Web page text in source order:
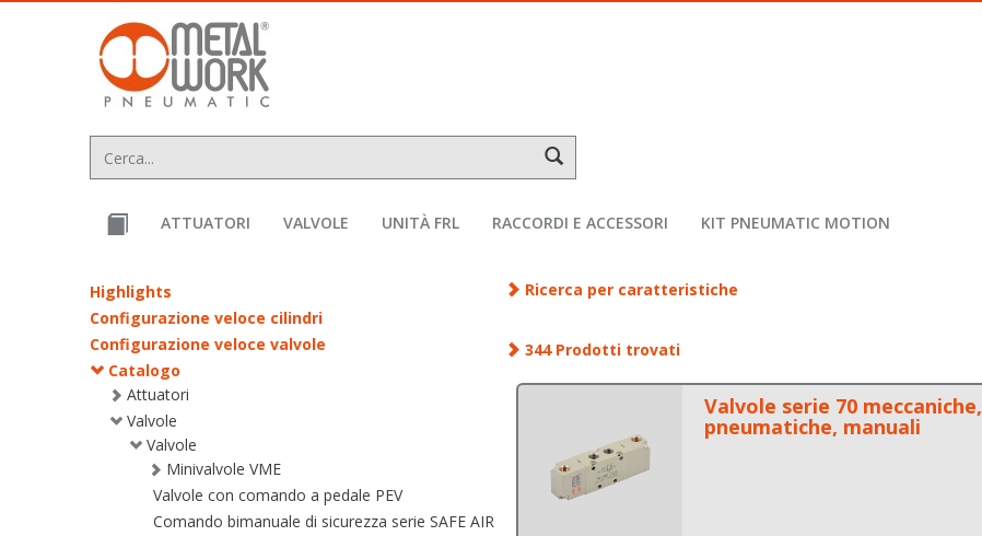
text.skipToContent
text.skipToNavigation
ATTUATORI VALVOLE UNITÀ FRL RACCORDI E ACCESSORI KIT PNEUMATIC MOTION
Highlights
Configurazione veloce cilindri
Configurazione veloce valvole
Catalogo
Attuatori
Valvole
Valvole
Minivalvole VME
Valvole con comando a pedale PEV
Comando bimanuale di sicurezza serie SAFE AIR
Ricerca per caratteristiche
344 Prodotti trovati
Valvole serie 70 meccaniche,
pneumatiche, manuali